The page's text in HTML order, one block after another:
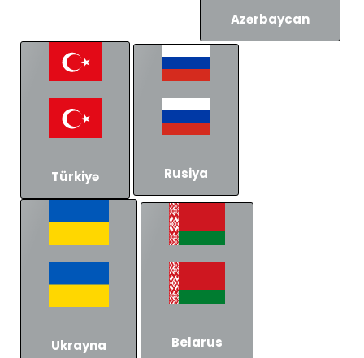
Azərbaycan
Türkiyə Rusiya
Ukrayna Belarus